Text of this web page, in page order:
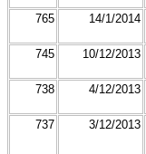
765 14/1/2014
745 10/12/2013
738 4/12/2013
737 3/12/2013